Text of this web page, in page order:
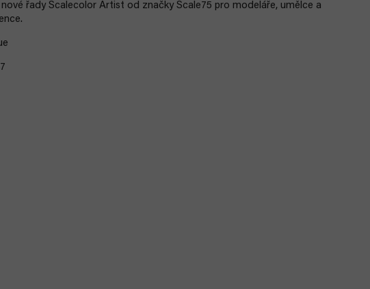
řady Scalecolor Artist od značky Scale75 pro modeláře, umělce a